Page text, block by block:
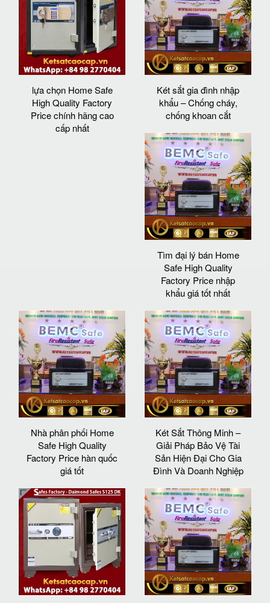
lựa chọn Home Safe
High Quality Factory
Price chính hãng cao
cấp nhất
Két sắt gia đình nhập
khẩu – Chống cháy,
chống khoan cắt
Tìm đại lý bán Home
Safe High Quality
Factory Price nhập
khẩu giá tốt nhất
Nhà phân phối Home
Safe High Quality
Factory Price hàn quốc
giá tốt
Két Sắt Thông Minh –
Giải Pháp Bảo Vệ Tài
Sản Hiện Đại Cho Gia
Đình Và Doanh Nghiệp